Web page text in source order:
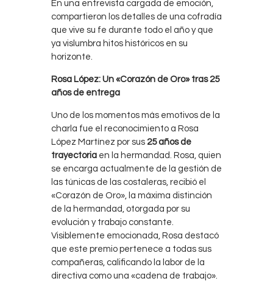
En una entrevista cargada de emoción,
compartieron los detalles de una cofradía
que vive su fe durante todo el año y que
ya vislumbra hitos históricos en su
horizonte.
Rosa López: Un «Corazón de Oro» tras 25
años de entrega
Uno de los momentos más emotivos de la
charla fue el reconocimiento a Rosa
López Martínez por sus 25 años de
trayectoria en la hermandad. Rosa, quien
se encarga actualmente de la gestión de
las túnicas de las costaleras, recibió el
«Corazón de Oro», la máxima distinción
de la hermandad, otorgada por su
evolución y trabajo constante.
Visiblemente emocionada, Rosa destacó
que este premio pertenece a todas sus
compañeras, calificando la labor de la
directiva como una «cadena de trabajo».